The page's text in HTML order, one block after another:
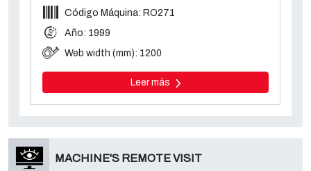
Código Máquina: RO271
Año: 1999
Web width (mm): 1200
Leer más
MACHINE'S REMOTE VISIT